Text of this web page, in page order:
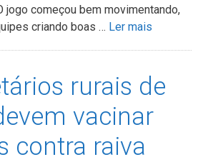
jogo começou bem movimentando,
criando boas … Ler mais
rurais de
vacinar
contra raiva